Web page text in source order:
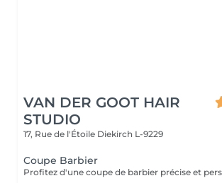
VAN DER GOOT HAIR
STUDIO
17, Rue de l'Étoile Diekirch L-9229
Coupe Barbier